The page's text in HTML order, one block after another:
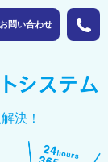
お問い合わせ
決！